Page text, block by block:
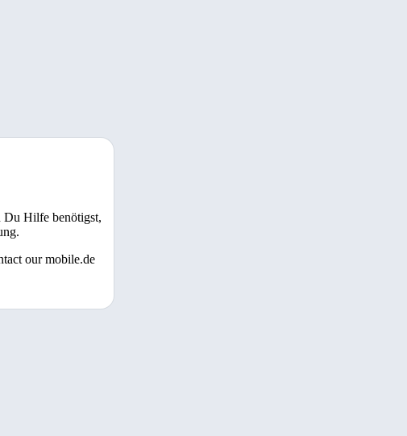
Du Hilfe benötigst,
our mobile.de